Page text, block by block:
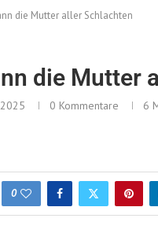
die Mutter aller Schlachten
die Mutter
0 Kommentare 6
0